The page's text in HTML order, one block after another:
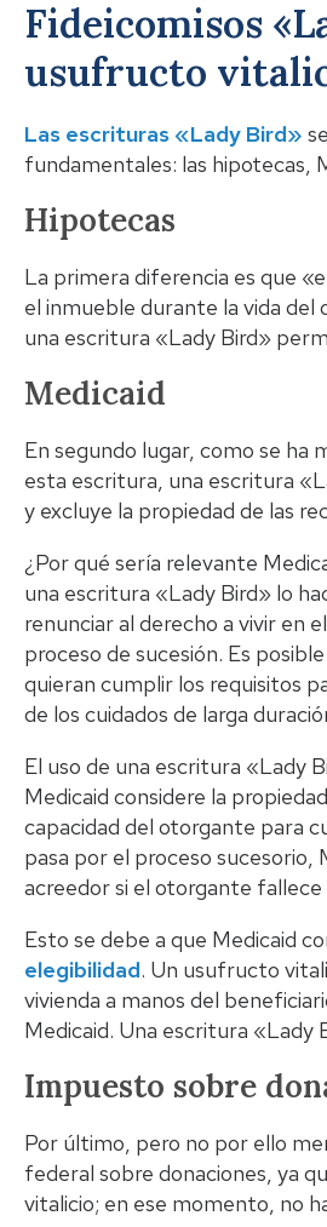
Fideicomisos
usufructo
Las escrituras «Lady Bird»
fundamentales: las hipotecas,
Hipotecas
La primera diferencia es que
el inmueble durante la vida
una escritura «Lady Bird»
Medicaid
En segundo lugar, como se ha
esta escritura, una escritura
y excluye la propiedad de las
¿Por qué sería relevante
una escritura «Lady Bird» lo
renunciar al derecho a vivir en
proceso de sucesión. Es
quieran cumplir los requisitos
de los cuidados de larga
El uso de una escritura «Lady
Medicaid considere la
capacidad del otorgante para
pasa por el proceso sucesorio,
acreedor si el otorgante
Esto se debe a que Medicaid
elegibilidad. Un usufructo
vivienda a manos del
Medicaid. Una escritura «Lady
Impuesto sobre
Por último, pero no por ello
federal sobre donaciones, ya
vitalicio; en ese momento, no